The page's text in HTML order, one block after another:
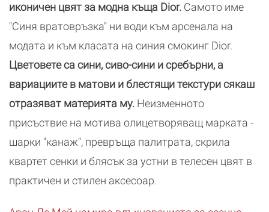
иконичен цвят за модна къща Dior. Самото име
"Синя вратовръзка" ни води към арсенала на
модата и към класата на синия смокинг Dior.
Цветовете са сини, сиво-сини и сребърни, а
вариациите в матови и блестящи текстури сякаш
отразяват материята му. Неизменното
присъствие на мотива олицетворяващ марката -
шарки "канаж", превръща палитрата, скрила
квартет сенки и блясък за устни в телесен цвят в
практичен и стилен аксесоар.